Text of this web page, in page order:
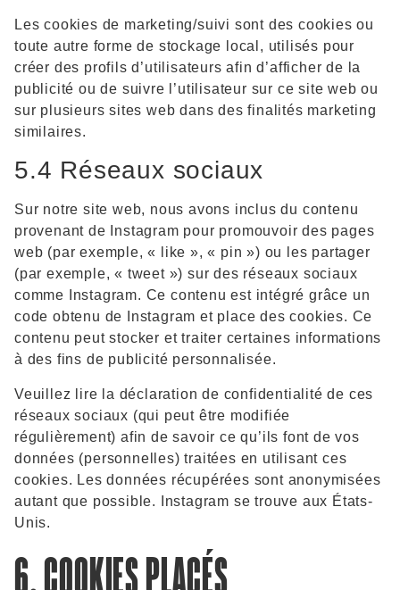
Les cookies de marketing/suivi sont des cookies ou
toute autre forme de stockage local, utilisés pour
créer des profils d’utilisateurs afin d’afficher de la
publicité ou de suivre l’utilisateur sur ce site web ou
sur plusieurs sites web dans des finalités marketing
similaires.
5.4 Réseaux sociaux
Sur notre site web, nous avons inclus du contenu
provenant de Instagram pour promouvoir des pages
web (par exemple, « like », « pin ») ou les partager
(par exemple, « tweet ») sur des réseaux sociaux
comme Instagram. Ce contenu est intégré grâce un
code obtenu de Instagram et place des cookies. Ce
contenu peut stocker et traiter certaines informations
à des fins de publicité personnalisée.
Veuillez lire la déclaration de confidentialité de ces
réseaux sociaux (qui peut être modifiée
régulièrement) afin de savoir ce qu’ils font de vos
données (personnelles) traitées en utilisant ces
cookies. Les données récupérées sont anonymisées
autant que possible. Instagram se trouve aux États-
Unis.
6. COOKIES PLACÉS